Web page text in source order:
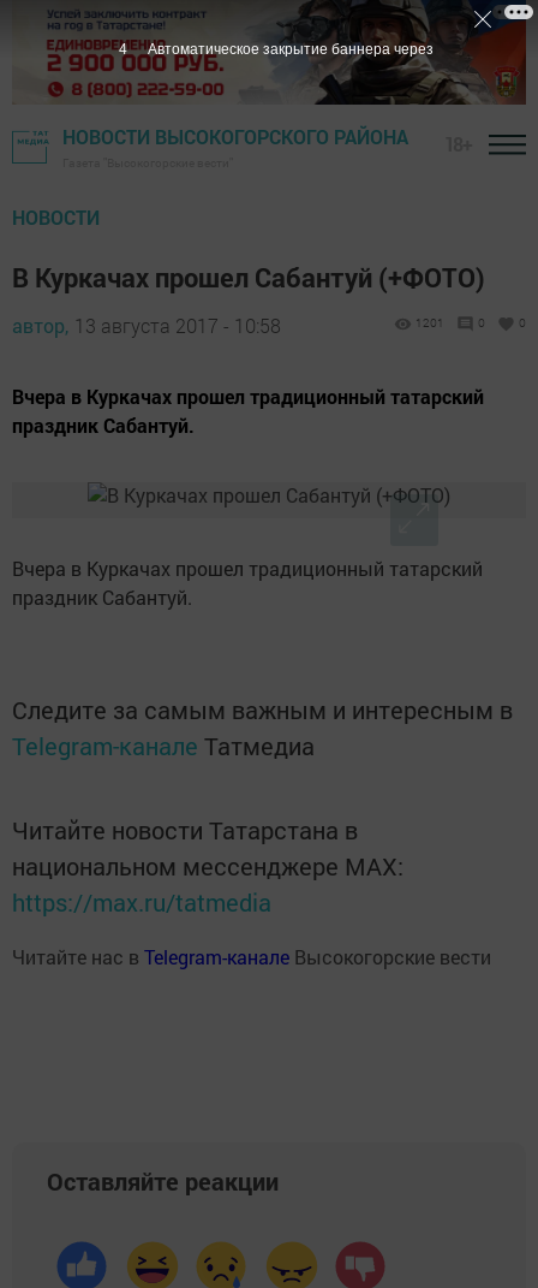
НОВОСТИ ВЫСОКОГОРСКОГО РАЙОНА
НОВОСТИ
В Куркачах прошел Сабантуй (+ФОТО)
автор, 13 августа 2017 - 10:58 1201 0 0
Вчера в Куркачах прошел традиционный татарский
праздник Сабантуй.
Вчера в Куркачах прошел традиционный татарский
праздник Сабантуй.
Следите за самым важным и интересным в
Telegram-канале Татмедиа
Читайте новости Татарстана в
национальном мессенджере MАХ:
https://max.ru/tatmedia
Читайте нас в Telegram-канале Высокогорские вести
Оставляйте реакции
3 Автоматическое закрытие баннера через